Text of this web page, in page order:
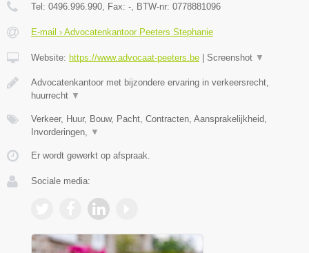
Tel: 0496.996.990 , Fax: - , BTW-nr: 0778881096
E-mail › Advocatenkantoor Peeters Stephanie
Website: https://www.advocaat-peeters.be Screenshot ▼
Advocatenkantoor met bijzondere ervaring in verkeersrecht,
huurrecht ▼
Verkeer, Huur, Bouw, Pacht, Contracten, Aansprakelijkheid,
Invorderingen,
▼
Er wordt gewerkt op afspraak.
Sociale media: